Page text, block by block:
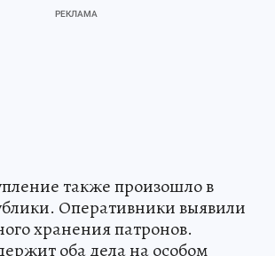
также произошло в
Оперативники выявили
хранения патронов.
оба дела на особом